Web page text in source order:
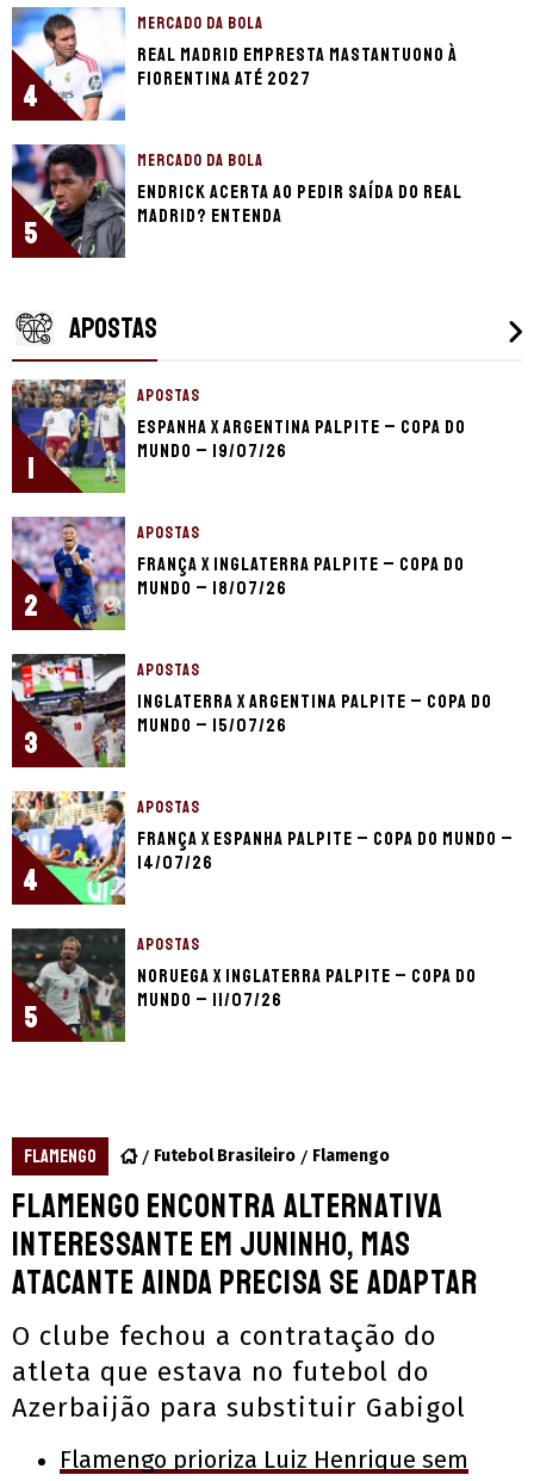
4
MERCADO DA BOLA
Real Madrid empresta Mastantuono à
Fiorentina até 2027
5
MERCADO DA BOLA
Endrick acerta ao pedir saída do Real
Madrid? Entenda
APOSTAS
1
APOSTAS
Espanha x Argentina palpite – Copa do
Mundo – 19/07/26
2
APOSTAS
França x Inglaterra palpite – Copa do
Mundo – 18/07/26
3
APOSTAS
Inglaterra x Argentina palpite – Copa do
Mundo – 15/07/26
4
APOSTAS
França x Espanha palpite – Copa do Mundo –
14/07/26
5
APOSTAS
Noruega x Inglaterra palpite – Copa do
Mundo – 11/07/26
FLAMENGO Futebol Brasileiro Flamengo
Flamengo encontra alternativa
interessante em Juninho, mas
atacante ainda precisa se adaptar
O clube fechou a contratação do
atleta que estava no futebol do
Azerbaijão para substituir Gabigol
Flamengo prioriza Luiz Henrique sem